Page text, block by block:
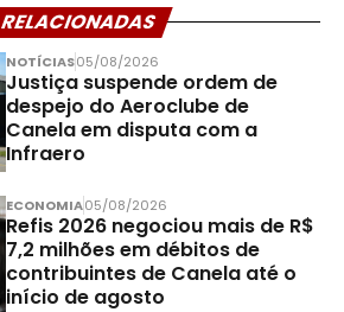
RELACIONADAS
NOTÍCIAS05/08/2026
Justiça suspende ordem de
despejo do Aeroclube de
Canela em disputa com a
Infraero
ECONOMIA05/08/2026
Refis 2026 negociou mais de R$
7,2 milhões em débitos de
contribuintes de Canela até o
início de agosto